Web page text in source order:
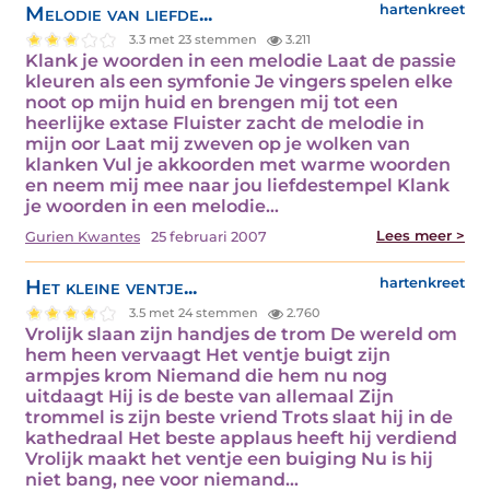
Melodie van liefde... hartenkreet
3.3 met 23 stemmen 3.211
Klank je woorden in een melodie Laat de passie
kleuren als een symfonie Je vingers spelen elke
noot op mijn huid en brengen mij tot een
heerlijke extase Fluister zacht de melodie in
mijn oor Laat mij zweven op je wolken van
klanken Vul je akkoorden met warme woorden
en neem mij mee naar jou liefdestempel Klank
je woorden in een melodie…
Gurien Kwantes 25 februari 2007 Lees meer >
Het kleine ventje... hartenkreet
3.5 met 24 stemmen 2.760
Vrolijk slaan zijn handjes de trom De wereld om
hem heen vervaagt Het ventje buigt zijn
armpjes krom Niemand die hem nu nog
uitdaagt Hij is de beste van allemaal Zijn
trommel is zijn beste vriend Trots slaat hij in de
kathedraal Het beste applaus heeft hij verdiend
Vrolijk maakt het ventje een buiging Nu is hij
niet bang, nee voor niemand…